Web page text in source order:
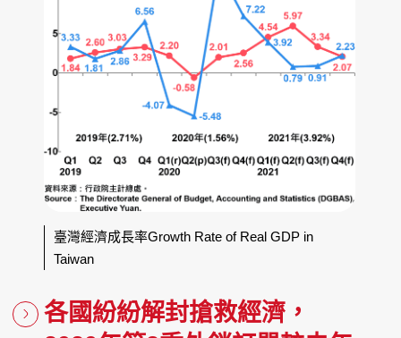
臺灣經濟成長率Growth Rate of Real GDP in
Taiwan
各國紛紛解封搶救經濟，